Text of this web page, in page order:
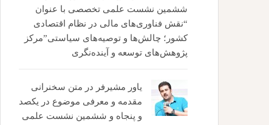
ششمین نشست علمی تخصصی با عنوان
“نقش فناوری‌های مالی در نظام اقتصادی
کشور؛ چالش‌ها و توصیه‌های سیاستی”مرکز
پژوهش‌های توسعه و آینده‌نگری
یاور مشیرفر در متن سخنرانی
مقدمه و معرفی موضوع در یکصد
و پنجاه و ششمین نشست علمی